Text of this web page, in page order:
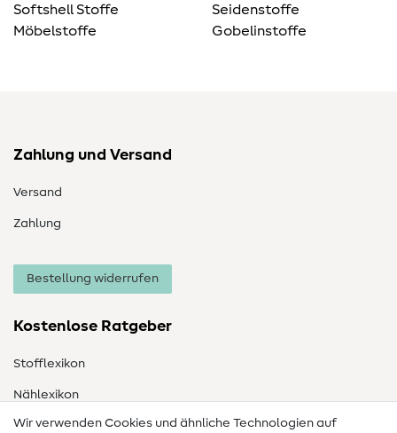
Softshell Stoffe
Möbelstoffe
Seidenstoffe
Gobelinstoffe
Zahlung und Versand
Versand
Zahlung
Bestellung widerrufen
Kostenlose Ratgeber
Stofflexikon
Nählexikon
Nähanleitungen
Wir verwenden Cookies und ähnliche Technologien auf